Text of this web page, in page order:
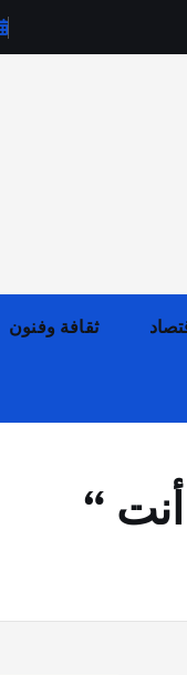
ثقافة وفنون
“